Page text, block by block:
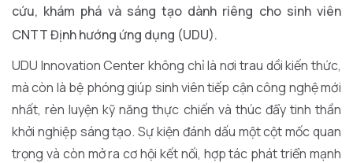
cứu, khám phá và sáng tạo dành riêng cho sinh viên
CNTT Định hướng ứng dụng (UDU).
UDU Innovation Center không chỉ là nơi trau dồi kiến thức,
mà còn là bệ phóng giúp sinh viên tiếp cận công nghệ mới
nhất, rèn luyện kỹ năng thực chiến và thúc đẩy tinh thần
khởi nghiệp sáng tạo. Sự kiện đánh dấu một cột mốc quan
trọng và còn mở ra cơ hội kết nối, hợp tác phát triển mạnh